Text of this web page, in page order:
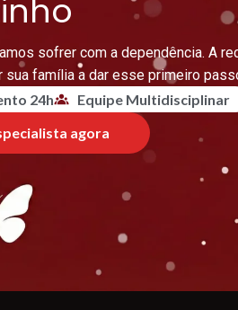
sofrer com a dependência. A
família a dar esse primeiro
24h
Equipe Multidisciplinar
agora